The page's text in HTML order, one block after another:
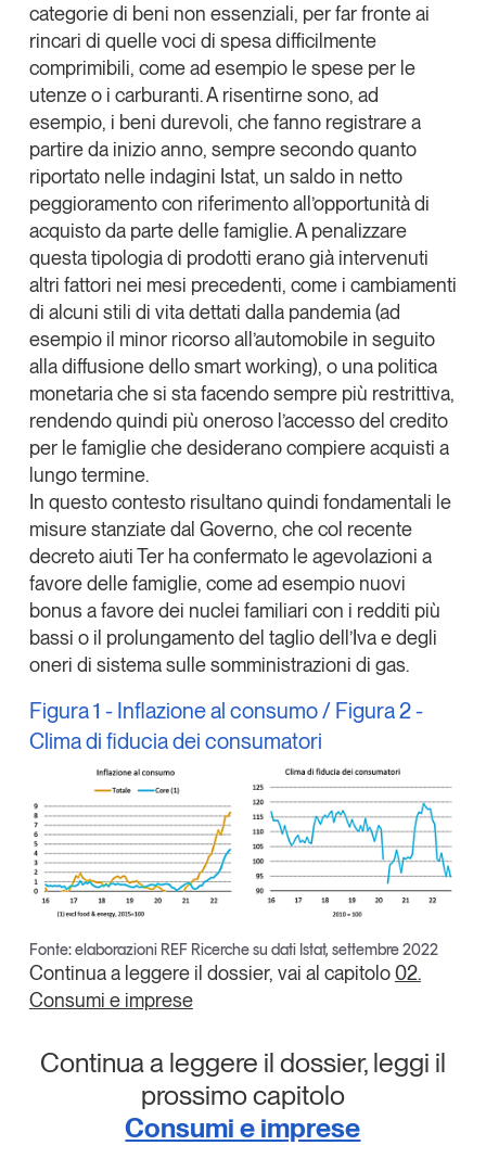
categorie di beni non essenziali, per far fronte ai
rincari di quelle voci di spesa difficilmente
comprimibili, come ad esempio le spese per le
utenze o i carburanti. A risentirne sono, ad
esempio, i beni durevoli, che fanno registrare a
partire da inizio anno, sempre secondo quanto
riportato nelle indagini Istat, un saldo in netto
peggioramento con riferimento all’opportunità di
acquisto da parte delle famiglie. A penalizzare
questa tipologia di prodotti erano già intervenuti
altri fattori nei mesi precedenti, come i cambiamenti
di alcuni stili di vita dettati dalla pandemia (ad
esempio il minor ricorso all’automobile in seguito
alla diffusione dello smart working), o una politica
monetaria che si sta facendo sempre più restrittiva,
rendendo quindi più oneroso l’accesso del credito
per le famiglie che desiderano compiere acquisti a
lungo termine.
In questo contesto risultano quindi fondamentali le
misure stanziate dal Governo, che col recente
decreto aiuti Ter ha confermato le agevolazioni a
favore delle famiglie, come ad esempio nuovi
bonus a favore dei nuclei familiari con i redditi più
bassi o il prolungamento del taglio dell’Iva e degli
oneri di sistema sulle somministrazioni di gas.
Figura 1 - Inflazione al consumo / Figura 2 -
Clima di fiducia dei consumatori
Fonte: elaborazioni REF Ricerche su dati Istat, settembre 2022
Continua a leggere il dossier, vai al capitolo02.
Consumi e imprese
Continua a leggere il dossier, leggi il
prossimo capitolo
Consumi e imprese